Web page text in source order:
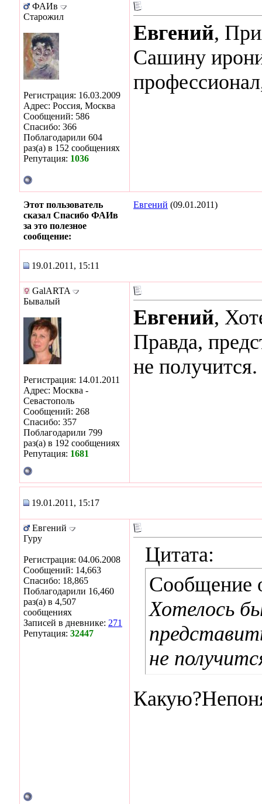
ФАИв
Старожил
Регистрация: 16.03.2009
Адрес: Россия, Москва
Сообщений: 586
Спасибо: 366
Поблагодарили 604
раз(а) в 152 сообщениях
Репутация: 1036
Евгений,
Сашину
Этот пользователь
сказал Спасибо ФАИв
за это полезное
сообщение:
Евгений (09.01.2011)
19.01.2011, 15:11
GalARTA
Бывалый
Регистрация: 14.01.2011
Адрес: Москва -
Севастополь
Сообщений: 268
Спасибо: 357
Поблагодарили 799
раз(а) в 192 сообщениях
Репутация: 1681
Евгений,
Правда,
не получится.
19.01.2011, 15:17
Евгений
Гуру
Регистрация: 04.06.2008
Сообщений: 14,663
Спасибо: 18,865
Поблагодарили 16,460
раз(а) в 4,507
сообщениях
Записей в дневнике: 271
Репутация: 32447
Цитата:
Сообщение
Хотелось
не